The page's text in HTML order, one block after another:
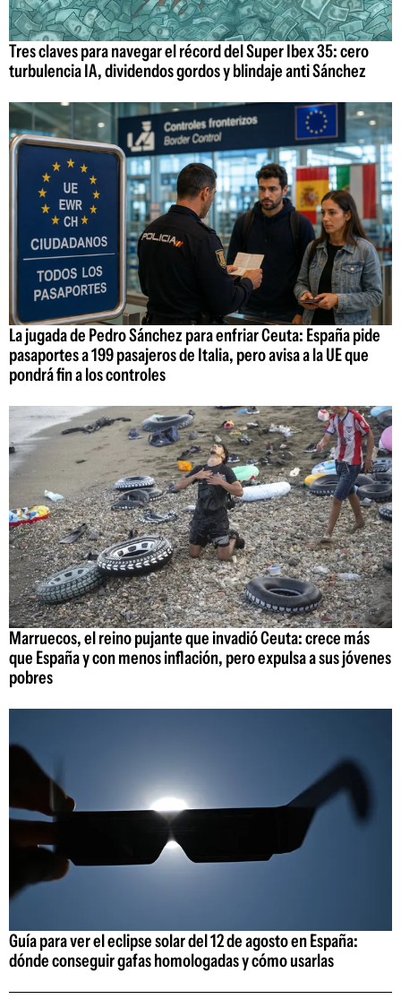
Tres claves para navegar el récord del Super Ibex 35: cero
turbulencia IA, dividendos gordos y blindaje anti Sánchez
La jugada de Pedro Sánchez para enfriar Ceuta: España pide
pasaportes a 199 pasajeros de Italia, pero avisa a la UE que
pondrá fin a los controles
Marruecos, el reino pujante que invadió Ceuta: crece más
que España y con menos inflación, pero expulsa a sus jóvenes
pobres
Guía para ver el eclipse solar del 12 de agosto en España:
dónde conseguir gafas homologadas y cómo usarlas